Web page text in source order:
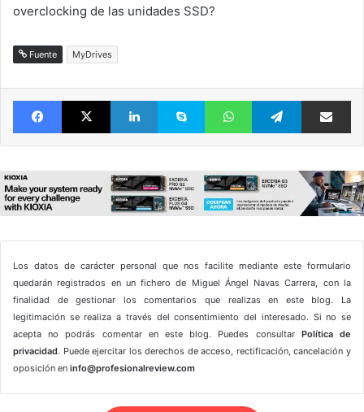
overclocking de las unidades SSD?
Fuente MyDrives
FacebookX LinkedIn Skype WhatsAppTelegram
Los datos de carácter personal que nos facilite mediante este formulario
quedarán registrados en un fichero de Miguel Ángel Navas Carrera, con la
finalidad de gestionar los comentarios que realizas en este blog. La
legitimación se realiza a través del consentimiento del interesado. Si no se
acepta no podrás comentar en este blog. Puedes consultar Política de
privacidad. Puede ejercitar los derechos de acceso, rectificación, cancelación y
oposición en info@profesionalreview.com